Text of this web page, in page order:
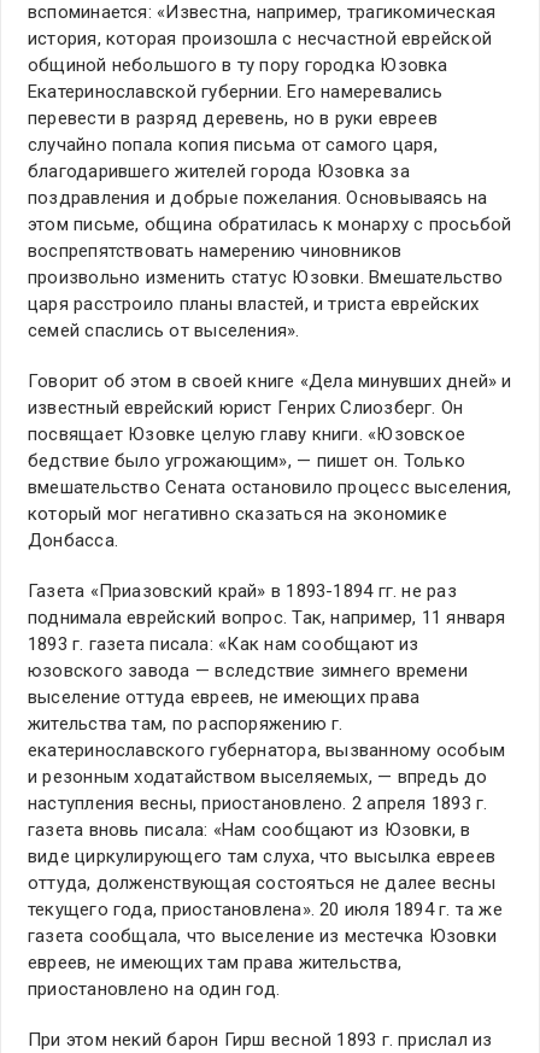
вспоминается: «Известна, например, трагикомическая
история, которая произошла с несчастной еврейской
общиной небольшого в ту пору городка Юзовка
Екатеринославской губернии. Его намеревались
перевести в разряд деревень, но в руки евреев
случайно попала копия письма от самого царя,
благодарившего жителей города Юзовка за
поздравления и добрые пожелания. Основываясь на
этом письме, община обратилась к монарху с просьбой
воспрепятствовать намерению чиновников
произвольно изменить статус Юзовки. Вмешательство
царя расстроило планы властей, и триста еврейских
семей спаслись от выселения».
Говорит об этом в своей книге «Дела минувших дней» и
известный еврейский юрист Генрих Слиозберг. Он
посвящает Юзовке целую главу книги. «Юзовское
бедствие было угрожающим», — пишет он. Только
вмешательство Сената остановило процесс выселения,
который мог негативно сказаться на экономике
Донбасса.
Газета «Приазовский край» в 1893-1894 гг. не раз
поднимала еврейский вопрос. Так, например, 11 января
1893 г. газета писала: «Как нам сообщают из
юзовского завода — вследствие зимнего времени
выселение оттуда евреев, не имеющих права
жительства там, по распоряжению г.
екатеринославского губернатора, вызванному особым
и резонным ходатайством выселяемых, — впредь до
наступления весны, приостановлено. 2 апреля 1893 г.
газета вновь писала: «Нам сообщают из Юзовки, в
виде циркулирующего там слуха, что высылка евреев
оттуда, долженствующая состояться не далее весны
текущего года, приостановлена». 20 июля 1894 г. та же
газета сообщала, что выселение из местечка Юзовки
евреев, не имеющих там права жительства,
приостановлено на один год.
При этом некий барон Гирш весной 1893 г. прислал из